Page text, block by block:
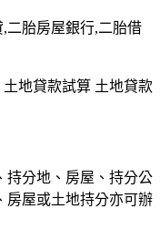
二胎房屋銀行,二胎借
地貸款試算 土地貸款
持分地、房屋、持分公
房屋或土地持分亦可辦